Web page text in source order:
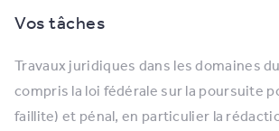
Vos tâches
Travaux juridiques dans les domaines
compris la loi fédérale sur la poursuite
faillite) et pénal, en particulier la